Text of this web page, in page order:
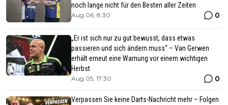
noch lange nicht für den Besten aller Zeiten
Aug 06, 8:30 0
„Er ist sich nur zu gut bewusst, dass etwas
passieren und sich ändern muss“ – Van Gerwen
erhält erneut eine Warnung vor einem wichtigen
Herbst
Aug 05, 17:30 0
Verpassen Sie keine Darts-Nachricht mehr – Folgen